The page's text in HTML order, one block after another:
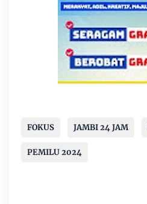
FOKUS JAMBI 24 JAM
PEMILU 2024